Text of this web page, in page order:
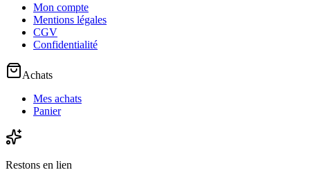
Mon compte
Mentions légales
CGV
Confidentialité
Achats
Mes achats
Panier
Restons en lien